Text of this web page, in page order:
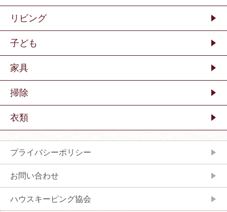
リビング
子ども
家具
掃除
衣類
プライバシーポリシー
お問い合わせ
ハウスキーピング協会